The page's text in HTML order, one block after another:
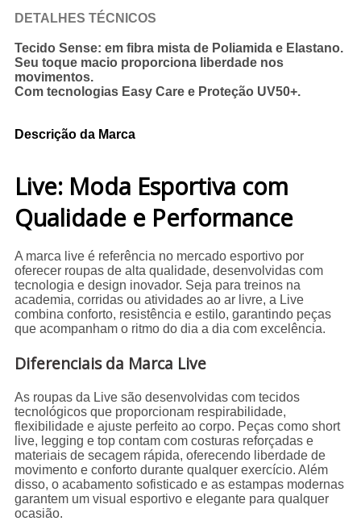
DETALHES TÉCNICOS
Tecido Sense: em fibra mista de Poliamida e Elastano.
Seu toque macio proporciona liberdade nos
movimentos.
Com tecnologias Easy Care e Proteção UV50+.
Descrição da Marca
Live: Moda Esportiva com
Qualidade e Performance
A marca live é referência no mercado esportivo por
oferecer roupas de alta qualidade, desenvolvidas com
tecnologia e design inovador. Seja para treinos na
academia, corridas ou atividades ao ar livre, a Live
combina conforto, resistência e estilo, garantindo peças
que acompanham o ritmo do dia a dia com excelência.
Diferenciais da Marca Live
As roupas da Live são desenvolvidas com tecidos
tecnológicos que proporcionam respirabilidade,
flexibilidade e ajuste perfeito ao corpo. Peças como short
live, legging e top contam com costuras reforçadas e
materiais de secagem rápida, oferecendo liberdade de
movimento e conforto durante qualquer exercício. Além
disso, o acabamento sofisticado e as estampas modernas
garantem um visual esportivo e elegante para qualquer
ocasião.